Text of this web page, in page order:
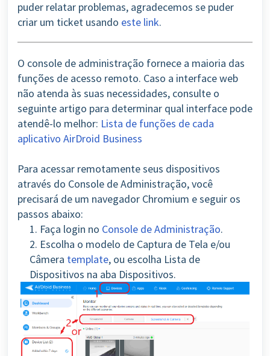
puder relatar problemas, agradecemos se puder
criar um ticket usando este link.
O console de administração fornece a maioria das
funções de acesso remoto. Caso a interface web
não atenda às suas necessidades, consulte o
seguinte artigo para determinar qual interface pode
atendê-lo melhor: Lista de funções de cada
aplicativo AirDroid Business
Para acessar remotamente seus dispositivos
através do Console de Administração, você
precisará de um navegador Chromium e seguir os
passos abaixo:
1. Faça login no Console de Administração.
2. Escolha o modelo de Captura de Tela e/ou
Câmera template, ou escolha Lista de
Dispositivos na aba Dispositivos.